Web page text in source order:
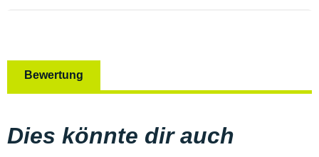
Bewertung
Dies könnte dir auch